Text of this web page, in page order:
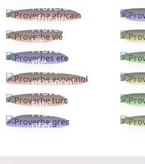
Proverbe
africain
Proverbe
vie
Proverbes
ete
Proverbe
espagnol
Proverbe
turc
Proverbe
grec